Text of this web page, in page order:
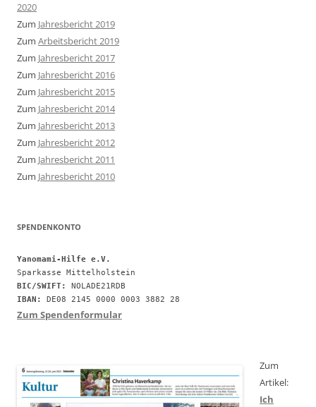
2020
Zum Jahresbericht 2019
Zum Arbeitsbericht 2019
Zum Jahresbericht 2017
Zum Jahresbericht 2016
Zum Jahresbericht 2015
Zum Jahresbericht 2014
Zum Jahresbericht 2013
Zum Jahresbericht 2012
Zum Jahresbericht 2011
Zum Jahresbericht 2010
SPENDENKONTO
Yanomami-Hilfe e.V.
BIC/SWIFT:
IBAN:
DE08 2145 0000 0003 3882 28
Zum Spendenformular
Zum
Artikel:
Ich